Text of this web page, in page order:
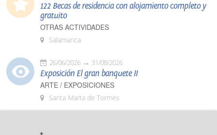
122 Becas de residencia con alojamiento completo y
gratuito
OTRAS ACTIVIDADES
Salamanca
26/06/2026 31/08/2026
Exposición El gran banquete II
ARTE / EXPOSICIONES
Santa Marta de Tormes